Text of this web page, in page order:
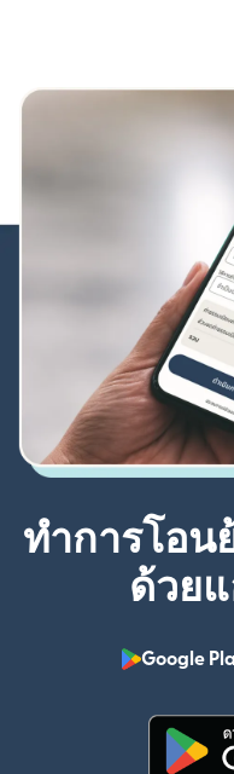
ทำการโอน
ด้วยแ
Google